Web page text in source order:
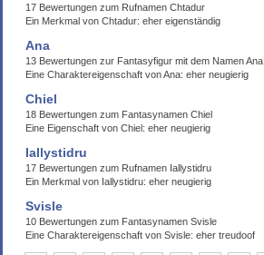
17 Bewertungen zum Rufnamen Chtadur
Ein Merkmal von Chtadur: eher eigenständig
Ana
13 Bewertungen zur Fantasyfigur mit dem Namen Ana
Eine Charaktereigenschaft von Ana: eher neugierig
Chiel
18 Bewertungen zum Fantasynamen Chiel
Eine Eigenschaft von Chiel: eher neugierig
Iallystidru
17 Bewertungen zum Rufnamen Iallystidru
Ein Merkmal von Iallystidru: eher neugierig
Svisle
10 Bewertungen zum Fantasynamen Svisle
Eine Charaktereigenschaft von Svisle: eher treudoof